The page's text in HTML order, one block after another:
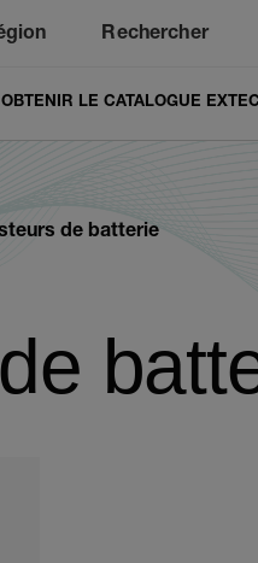
Rechercher
OBTENIR LE CATALOGUE
de batterie